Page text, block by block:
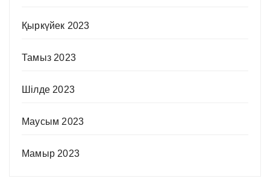
Қыркүйек 2023
Тамыз 2023
Шілде 2023
Маусым 2023
Мамыр 2023